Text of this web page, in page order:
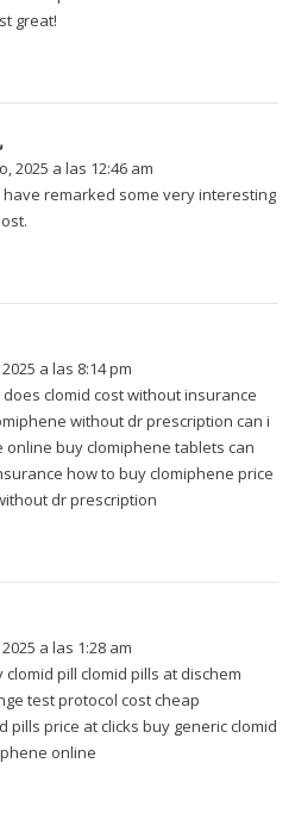
great!
2025 a las 12:46 am
have remarked some very interesting
a las 8:14 pm
clomid cost without insurance
without dr prescription can i
online buy clomiphene tablets can
how to buy clomiphene price
dr prescription
a las 1:28 am
pill clomid pills at dischem
test protocol cost cheap
pills price at clicks buy generic clomid
online